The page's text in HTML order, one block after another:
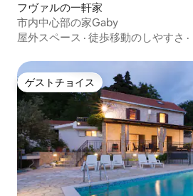
フヴァルの一軒家
市内中心部の家Gaby
屋外スペース · 徒歩移動のしやすさ ·
ゲストチョイス
ゲストチョイス